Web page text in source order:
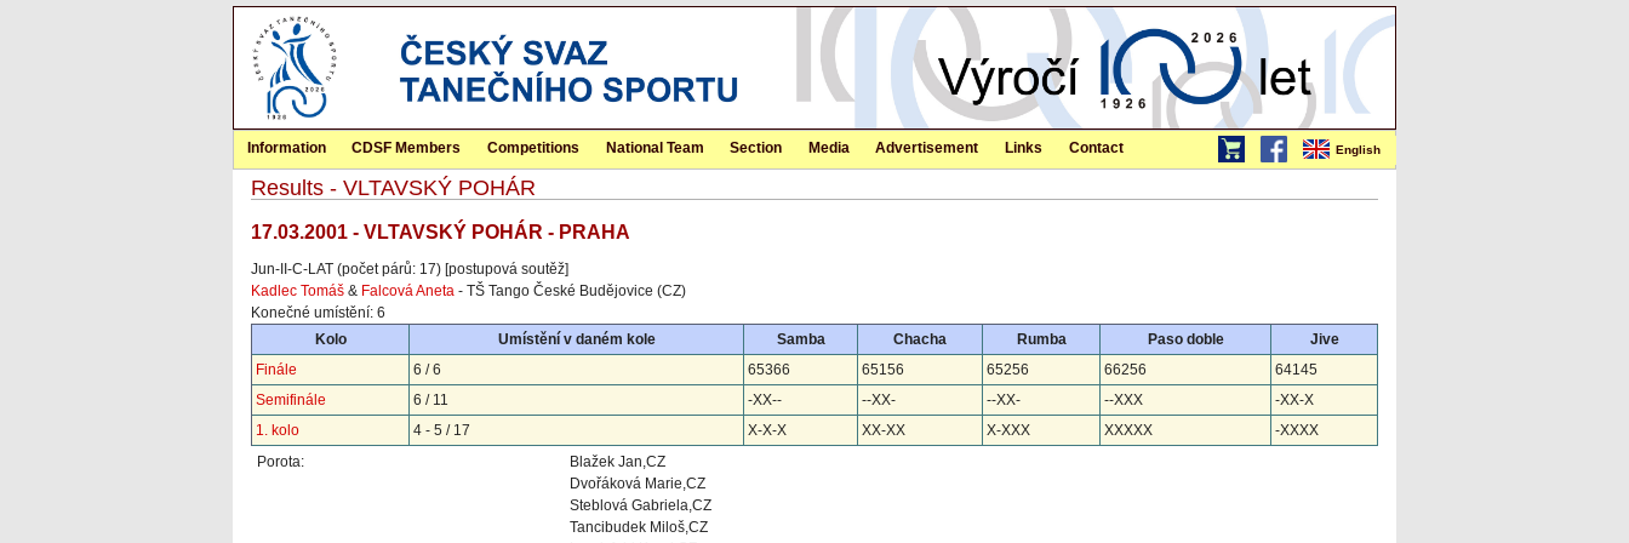
English
Information CDSF Members Competitions National Team Section Media Advertisement Links Contact
Results - VLTAVSKÝ POHÁR
17.03.2001 - VLTAVSKÝ POHÁR - PRAHA
Jun-II-C-LAT (počet párů: 17) [postupová soutěž]
Kadlec Tomáš & Falcová Aneta - TŠ Tango České Budějovice (CZ)
Konečné umístění: 6
Kolo
Umístění v daném kole Samba Chacha Rumba Paso doble
Jive
Finále
6 / 6 65366 65156 65256 66256
64145
Semifinále
6 / 11 -XX-- --XX- --XX- --XXX
-XX-X
1. kolo
4 - 5 / 17 X-X-X XX-XX X-XXX XXXXX
-XXXX
Porota:
Blažek Jan,CZ
Dvořáková Marie,CZ
Steblová Gabriela,CZ
Tancibudek Miloš,CZ